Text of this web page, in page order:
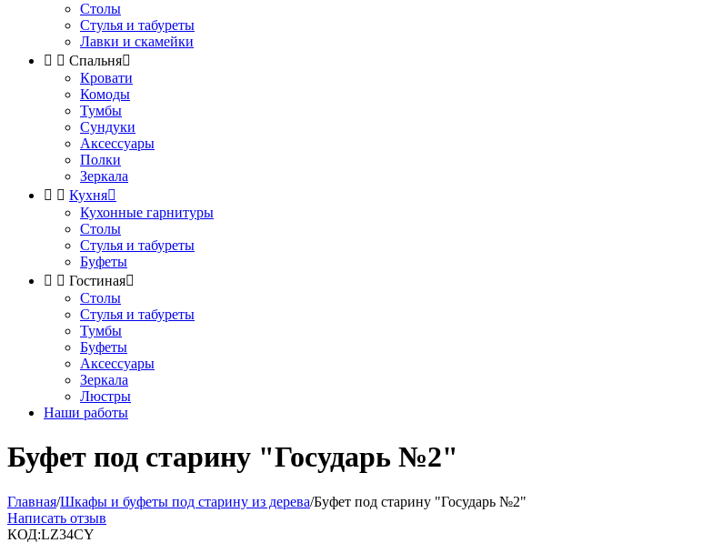
Столы
Стулья и табуреты
Лавки и скамейки
  Спальня
Кровати
Комоды
Тумбы
Сундуки
Аксессуары
Полки
Зеркала
  Кухня
Кухонные гарнитуры
Столы
Стулья и табуреты
Буфеты
  Гостиная
Столы
Стулья и табуреты
Тумбы
Буфеты
Аксессуары
Зеркала
Люстры
Наши работы
Буфет под старину "Государь №2"
Главная/Шкафы и буфеты под старину из дерева/Буфет под старину "Государь №2"
Написать отзыв
КОД:LZ34CY